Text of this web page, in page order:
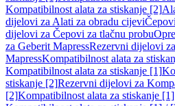
Kompatibilnost alata za stiskanje [2]
dijelovi za Alati za obradu cijevi
dijelovi za Čepovi za tlačnu probu
za Geberit MapressRezervni dijelovi
MapressKompatibilnost alata za
Kompatibilnost alata za stiskanje [1]
stiskanje [2]Rezervni dijelovi za
[2]Kompatibilnost alata za stiskanje